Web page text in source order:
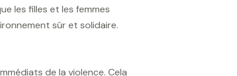
les filles et les femmes
sûr et solidaire.
de la violence. Cela